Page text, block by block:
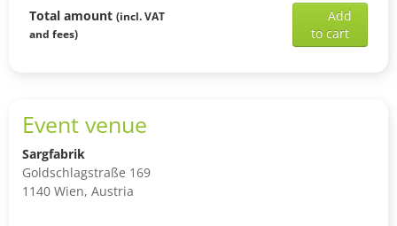
Total amount (incl. VAT
and fees)
Add
to cart
Add
Event venue
Sargfabrik
Goldschlagstraße 169
1140 Wien, Austria